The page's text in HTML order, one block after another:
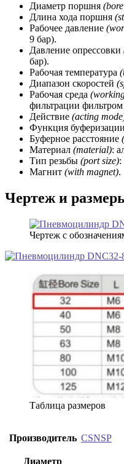
Диаметр поршня
Длина хода поршня
Рабочее давление
9 бар).
Давление опрессовки
бар).
Рабочая температура
Диапазон скоростей
Рабочая среда
фильтрации
Действие (acting
Функция буферизации
Буферное расстояние
Материал (material):
Тип резьбы (port size):
Магнит (with magnet).
Чертеж и
Чертеж с
Таблица размеров
Производитель CSNSP
Диаметр